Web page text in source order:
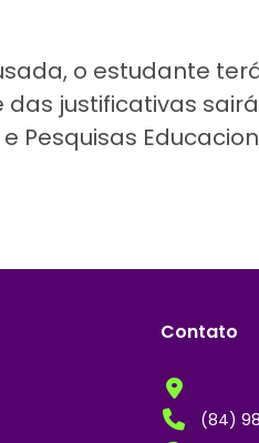
o estudante
justificativas
Pesquisas
Contato
(84)